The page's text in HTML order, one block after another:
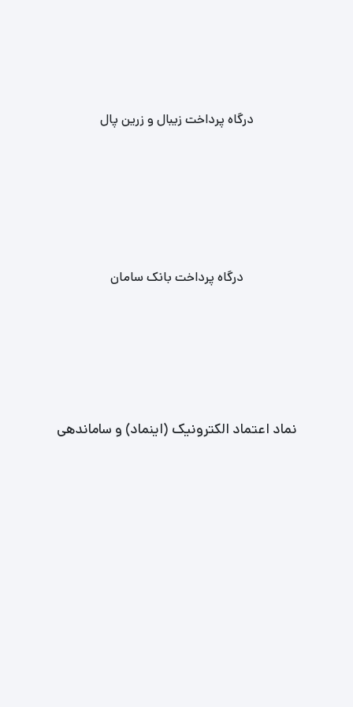
درگاه پرداخت زیبال و زرین پال
درگاه پرداخت بانک سامان
نماد اعتماد الکترونیک (اینماد) و ساماندهی